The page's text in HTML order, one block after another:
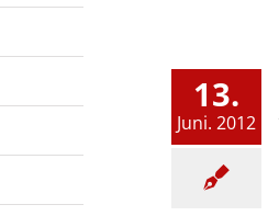
13.
Juni. 2012